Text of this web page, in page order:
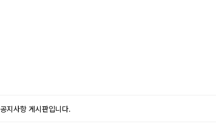
공지사항 게시판입니다.